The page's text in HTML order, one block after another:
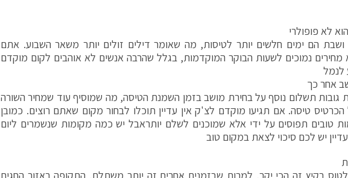
לא פופולרי
ושבת הם ימים חלשים יותר לטיסות, מה שאומר דילים זולים יותר משאר השבוע. אתם
מחירים נמוכים לשעות הבוקר המוקדמות, בגלל שהרבה אנשים לא אוהבים לקום מוקדם
לנמל
אחר כך
גובות תשלום נוסף על בחירת מושב בזמן השמנת הטיסה, מה שמוסיף עוד שמחיר השורה
טיסה. אם תגיעו מוקדם לצ'ק אין עדיין תוכלו לבחור מקום שאתם רוצים. כמובן
טובים תפוסים על ידי אלא שמוכנים לשלם יותראבל יש כמה מקומות שנשמרים ליום
יש לכם סיכוי לצאת במקום טוב